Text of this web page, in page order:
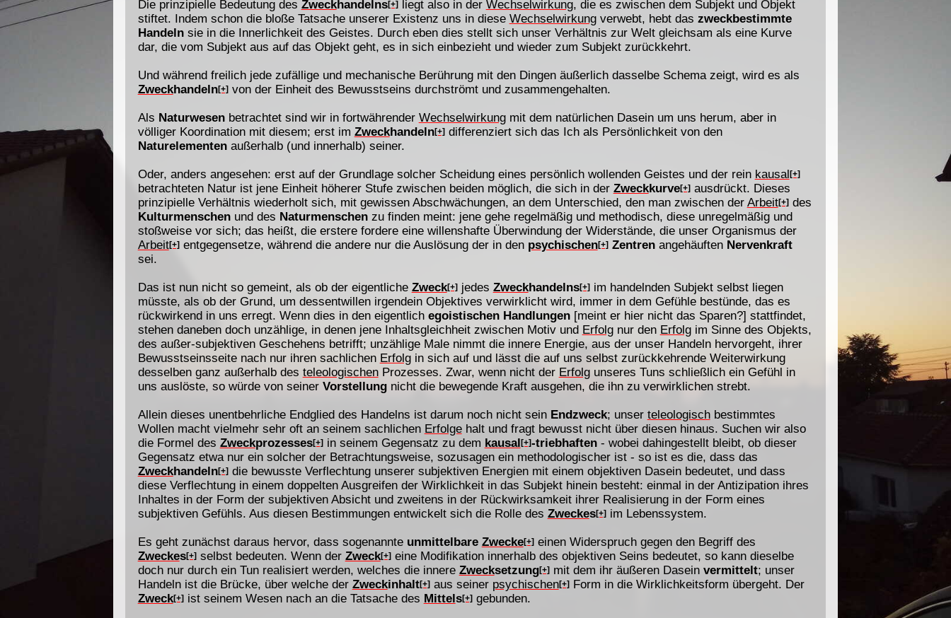
Die prinzipielle Bedeutung des Zweckhandelns[+]liegt also in der Wechselwirkung, die es zwischen dem Subjekt und Objekt
stiftet. Indem schon die bloße Tatsache unserer Existenz uns in diese Wechselwirkungverwebt, hebt das zweckbestimmte
Handelnsie in die Innerlichkeit des Geistes. Durch eben dies stellt sich unser Verhältnis zur Welt gleichsam als eine Kurve
dar, die vom Subjekt aus auf das Objekt geht, es in sich einbezieht und wieder zum Subjekt zurückkehrt.
Und während freilich jede zufällige und mechanische Berührung mit den Dingen äußerlich dasselbe Schema zeigt, wird es als
Zweckhandeln[+]von der Einheit des Bewusstseins durchströmt und zusammengehalten.
Als Naturwesenbetrachtet sind wir in fortwährender Wechselwirkungmit dem natürlichen Dasein um uns herum, aber in
völliger Koordination mit diesem; erst im Zweckhandeln[+]differenziert sich das Ich als Persönlichkeit von den
Naturelementenaußerhalb (und innerhalb) seiner.
Oder, anders angesehen: erst auf der Grundlage solcher Scheidung eines persönlich wollenden Geistes und der rein kausal[+]
betrachteten Natur ist jene Einheit höherer Stufe zwischen beiden möglich, die sich in der Zweckkurve[+]ausdrückt. Dieses
prinzipielle Verhältnis wiederholt sich, mit gewissen Abschwächungen, an dem Unterschied, den man zwischen der Arbeit[+]des
Kulturmenschenund des Naturmenschenzu finden meint: jene gehe regelmäßig und methodisch, diese unregelmäßig und
stoßweise vor sich; das heißt, die erstere fordere eine willenshafte Überwindung der Widerstände, die unser Organismus der
Arbeit[+]entgegensetze, während die andere nur die Auslösung der in den psychischen[+]Zentrenangehäuften Nervenkraft
sei.
Das ist nun nicht so gemeint, als ob der eigentliche Zweck[+]jedes Zweckhandelns[+]im handelnden Subjekt selbst liegen
müsste, als ob der Grund, um dessentwillen irgendein Objektives verwirklicht wird, immer in dem Gefühle bestünde, das es
rückwirkend in uns erregt. Wenn dies in den eigentlich egoistischen Handlungen[meint er hier nicht das Sparen?] stattfindet,
stehen daneben doch unzählige, in denen jene Inhaltsgleichheit zwischen Motiv und Erfolgnur den Erfolgim Sinne des Objekts,
des außer-subjektiven Geschehens betrifft; unzählige Male nimmt die innere Energie, aus der unser Handeln hervorgeht, ihrer
Bewusstseinsseite nach nur ihren sachlichen Erfolgin sich auf und lässt die auf uns selbst zurückkehrende Weiterwirkung
desselben ganz außerhalb des teleologischenProzesses. Zwar, wenn nicht der Erfolgunseres Tuns schließlich ein Gefühl in
uns auslöste, so würde von seiner Vorstellungnicht die bewegende Kraft ausgehen, die ihn zu verwirklichen strebt.
Allein dieses unentbehrliche Endglied des Handelns ist darum noch nicht sein Endzweck; unser teleologischbestimmtes
Wollen macht vielmehr sehr oft an seinem sachlichen Erfolgehalt und fragt bewusst nicht über diesen hinaus. Suchen wir also
die Formel des Zweckprozesses[+]in seinem Gegensatz zu dem kausal[+]-triebhaften- wobei dahingestellt bleibt, ob dieser
Gegensatz etwa nur ein solcher der Betrachtungsweise, sozusagen ein methodologischer ist - so ist es die, dass das
Zweckhandeln[+]die bewusste Verflechtung unserer subjektiven Energien mit einem objektiven Dasein bedeutet, und dass
diese Verflechtung in einem doppelten Ausgreifen der Wirklichkeit in das Subjekt hinein besteht: einmal in der Antizipation ihres
Inhaltes in der Form der subjektiven Absicht und zweitens in der Rückwirksamkeit ihrer Realisierung in der Form eines
subjektiven Gefühls. Aus diesen Bestimmungen entwickelt sich die Rolle des Zweckes[+]im Lebenssystem.
Es geht zunächst daraus hervor, dass sogenannte unmittelbare Zwecke[+]einen Widerspruch gegen den Begriff des
Zweckes[+]selbst bedeuten. Wenn der Zweck[+]eine Modifikation innerhalb des objektiven Seins bedeutet, so kann dieselbe
doch nur durch ein Tun realisiert werden, welches die innere Zwecksetzung[+]mit dem ihr äußeren Dasein vermittelt; unser
Handeln ist die Brücke, über welche der Zweckinhalt[+]aus seiner psychischen[+]Form in die Wirklichkeitsform übergeht. Der
Zweck[+]ist seinem Wesen nach an die Tatsache des Mittels[+]gebunden.